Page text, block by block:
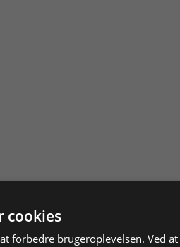
cookies
forbedre brugeroplevelsen. Ved